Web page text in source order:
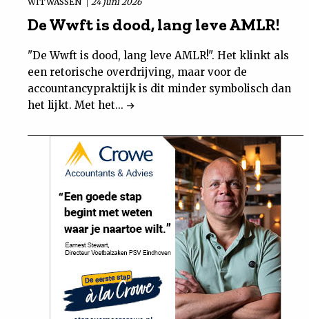
De Wwft is dood, lang leve AMLR!
"De Wwft is dood, lang leve AMLR!". Het klinkt als
een retorische overdrijving, maar voor de
accountancypraktijk is dit minder symbolisch dan
het lijkt. Met het...